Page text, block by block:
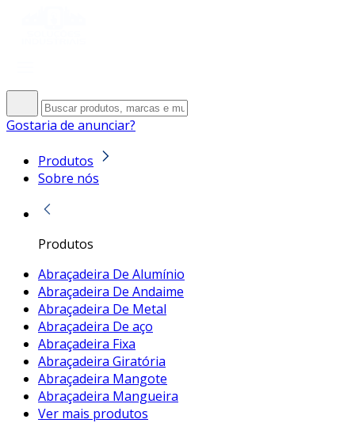
Gostaria de anunciar?
Produtos
Sobre nós
Produtos
Abraçadeira De Alumínio
Abraçadeira De Andaime
Abraçadeira De Metal
Abraçadeira De aço
Abraçadeira Fixa
Abraçadeira Giratória
Abraçadeira Mangote
Abraçadeira Mangueira
Ver mais produtos